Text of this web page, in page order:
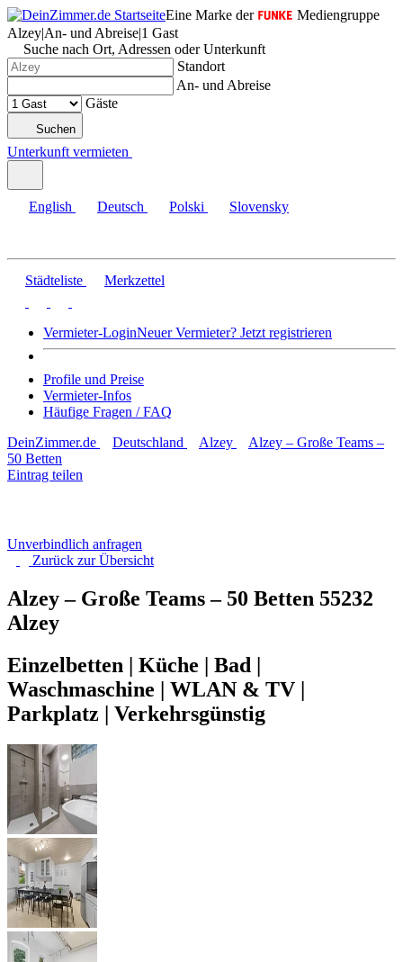
Eine Marke der
Mediengruppe
Alzey|An- und Abreise|1 Gast
Suche nach Ort, Adressen oder Unterkunft
Standort
An- und Abreise
Gäste
Suchen
Unterkunft vermieten
English Deutsch Polski Slovensky
Städteliste Merkzettel
Vermieter-LoginNeuer Vermieter? Jetzt registrieren
Profile und Preise
Vermieter-Infos
Häufige Fragen / FAQ
DeinZimmer.de
Deutschland Alzey
Alzey – Große Teams –
50 Betten
Eintrag teilen
Unverbindlich anfragen
Zurück zurÜbersicht
Alzey – Große Teams – 50 Betten 55232
Alzey
Einzelbetten | Küche | Bad |
Waschmaschine | WLAN & TV |
Parkplatz | Verkehrsgünstig